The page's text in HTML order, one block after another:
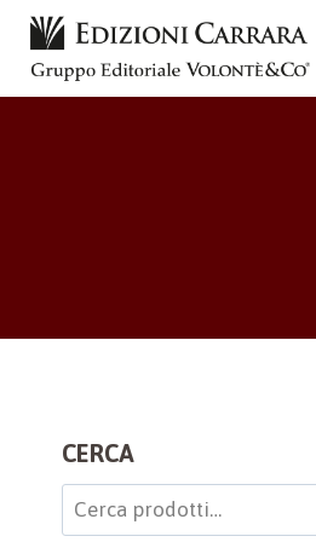
Salta
contenuto
CERCA
Cerca: